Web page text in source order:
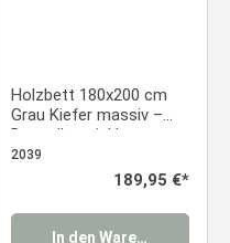
Holzbett 180x200 cm
Grau Kiefer massiv –
Doppelbett inkl.
Lattenrost
2039
Regulärer Preis:
189,95 €*
In den Warenkorb